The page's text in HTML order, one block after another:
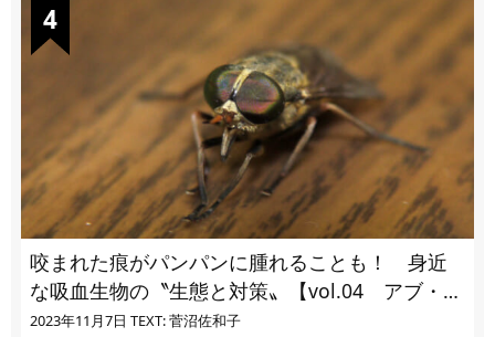
咬まれた痕がパンパンに腫れることも！ 身近
な吸血生物の〝生態と対策〟【vol.04 アブ・ブ
ユ・ヌカカ】
2023年11月7日 TEXT: 菅沼佐和子